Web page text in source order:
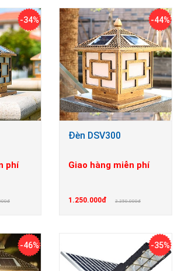
-34%
phí
-44%
Đèn DSV300
Giao hàng miễn phí
1.250.000đ 2.250.000đ
-46% -35%